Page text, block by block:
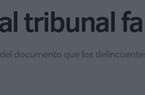
tribunal
documento que los